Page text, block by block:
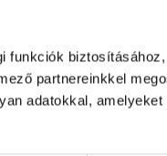
funkciók
partnereinkkel
adatokkal, amelyeket
továbbá a
létre. A Méta
esetlegesen
veszteségekért,
működéséből